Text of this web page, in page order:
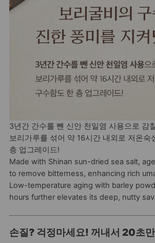
3년간 간수를 뺀 신안 천일염 사용으로 감
보리가루를 섞어 약 16시간 내외로 저온숙
층 업그레이드!
Made with Shinan sun-dried sea salt,
to remove bitterness, enhancing rich
Low-temperature aging with barley
hours further elevates its deep, nutty
손질? 걱정마세요! 꺼내서 20초